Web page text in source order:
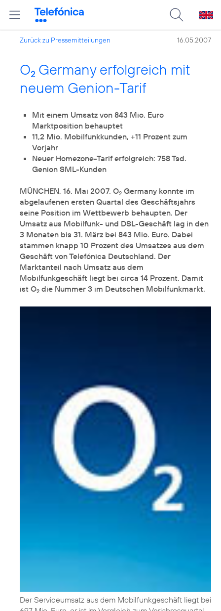
Zurück zu Pressemitteilungen 16.05.2007
O2 Germany erfolgreich mit
neuem Genion-Tarif
Mit einem Umsatz von 843 Mio. Euro
Marktposition behauptet
11,2 Mio. Mobilfunkkunden, +11 Prozent zum
Vorjahr
Neuer Homezone-Tarif erfolgreich: 758 Tsd.
Genion SML-Kunden
MÜNCHEN, 16. Mai 2007. O2 Germany konnte im
abgelaufenen ersten Quartal des Geschäftsjahrs
seine Position im Wettbewerb behaupten. Der
Umsatz aus Mobilfunk- und DSL-Geschäft lag in den
3 Monaten bis 31. März bei 843 Mio. Euro. Dabei
stammen knapp 10 Prozent des Umsatzes aus dem
Geschäft von Telefónica Deutschland. Der
Marktanteil nach Umsatz aus dem
Mobilfunkgeschäft liegt bei circa 14 Prozent. Damit
ist O2 die Nummer 3 im Deutschen Mobilfunkmarkt.
Der Serviceumsatz aus dem Mobilfunkgeschäft liegt bei